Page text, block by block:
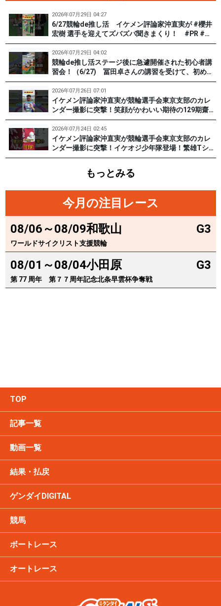
2026年07月29日 04:27
6/27競輪de推し活 イケメン評論家沖直実が #櫻井
宏樹 選手を迎えてズバズバ聞きまくり！ #PR #松
戸けいりん #和田健太郎
2026年07月29日 04:02
競輪de推し活ステージ後に急遽開催された初心者講
習会！（6/27) 冨田卓さんの講習を受けて、初めて
チャレンジした女子たち。果たして…？ #PR #松戸
けいりん #和田健太郎 #沖直実
2026年07月26日 07:01
イケメン評論家沖直実が競輪選手会東京支部のカレ
ンダー撮影に突撃！笑顔がかわいい期待の129期齋藤
宏樹選手登場！ #pr #松戸けいりん
2026年07月24日 02:45
イケメン評論家沖直実が競輪選手会東京支部のカレ
ンダー撮影に突撃！イケオジ少年隊登場！繁雄Tシャ
ツへの思いとは？ #PR #松戸けいりん #川口満広 #
浦山一栄 #市川健太
もっとみる
今月の注目レース
08/06～08/09和歌山 G3
ワールドサイクリスト支援競輪
08/01～08/04小田原 G3
第 77 周年 第７７周年記念北条早雲杯争奪戦
TOP
記事一覧
動画一覧
結果・払戻
ゲンダイDIGITAL
競馬
ボートレース
オートレース